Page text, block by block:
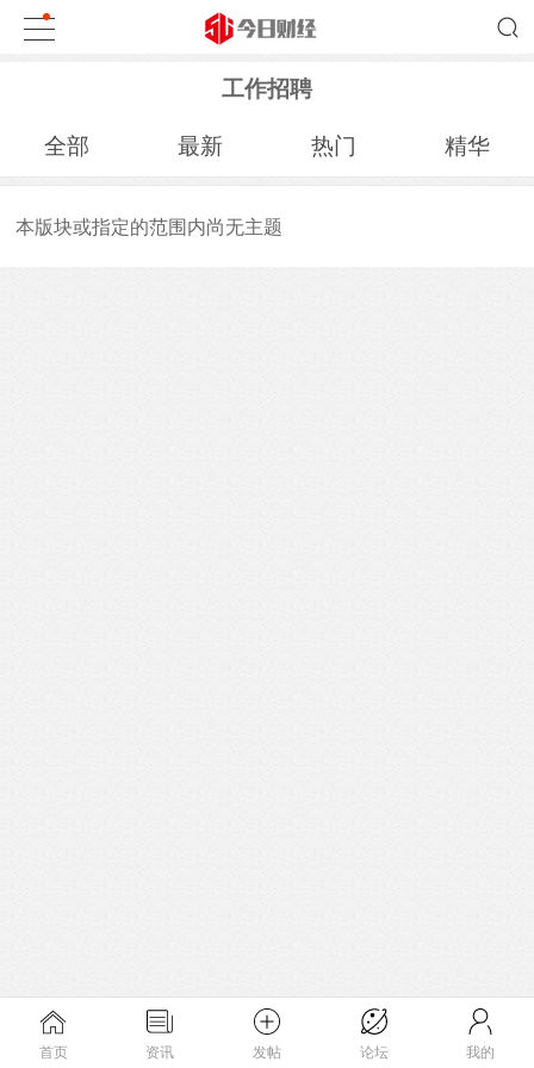
工作招聘
全部 最新 热门 精华
本版块或指定的范围内尚无主题
首页 资讯 发帖 论坛 我的